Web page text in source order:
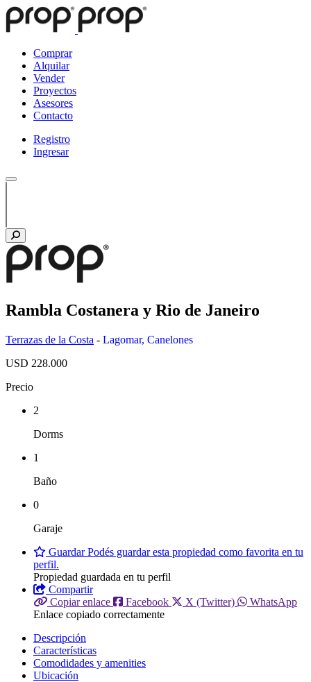
Comprar
Alquilar
Vender
Proyectos
Asesores
Contacto
Registro
Ingresar
Rambla Costanera y Rio de Janeiro
Terrazas de la Costa - Lagomar, Canelones
USD 228.000
Precio
2
Dorms
1
Baño
0
Garaje
GuardarPodés guardar esta propiedad como favorita en tu
perfil.
Propiedad guardada en tu perfil
Compartir
Copiar enlace
Facebook X (Twitter)
WhatsApp
Enlace copiado correctamente
Descripción
Características
Comodidades y amenities
Ubicación